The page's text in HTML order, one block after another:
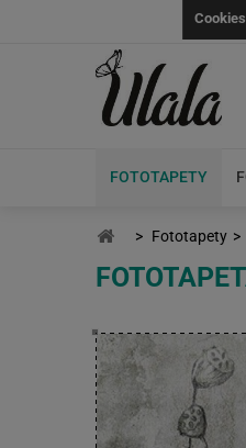
Cookies
FOTOTAPETY
> Fototapety >